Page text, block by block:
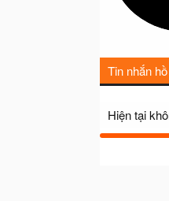
Tin nhắn
Hiện tại